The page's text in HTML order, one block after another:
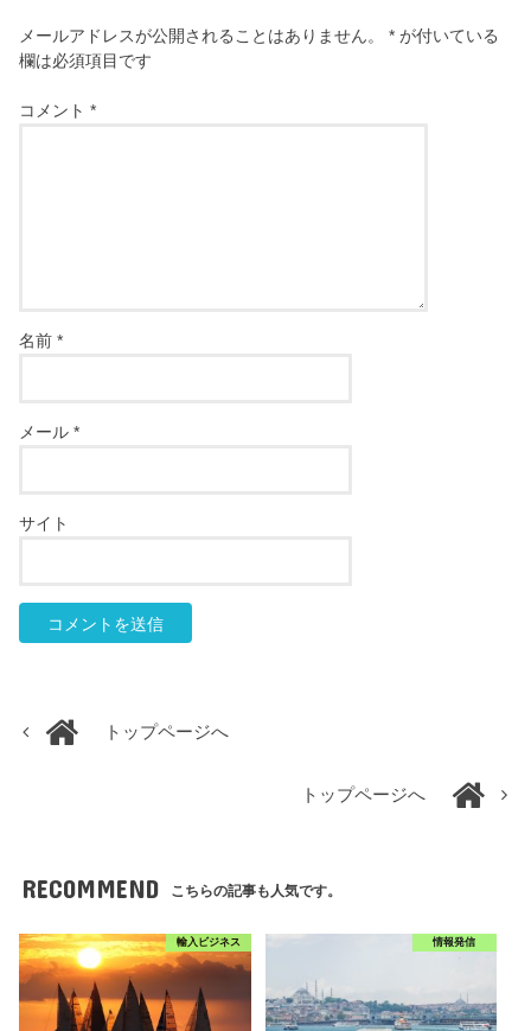
メールアドレスが公開されることはありません。 * が付いている
欄は必須項目です
コメント*
名前*
メール*
サイト
トップページへ
トップページへ
RECOMMEND こちらの記事も人気です。
輸入ビジネス 情報発信